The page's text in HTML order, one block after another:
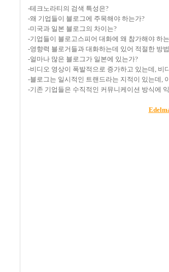
-테크노라티의 검색 특성은?
-왜 기업들이 블로그에 주목해야 하는가?
-미국과 일본 블로그의 차이는?
-기업들이 블로고스피어 대화에 왜 참가해야 하
-영향력 블로거들과 대화하는데 있어 적절한 방
-얼마나 많은 블로그가 일본에 있는가?
-비디오 영상이 폭발적으로 증가하고 있는데, 비
-블로그는 일시적인 트랜드라는 지적이 있는데,
-기존 기업들은 수직적인 커뮤니케이션 방식에